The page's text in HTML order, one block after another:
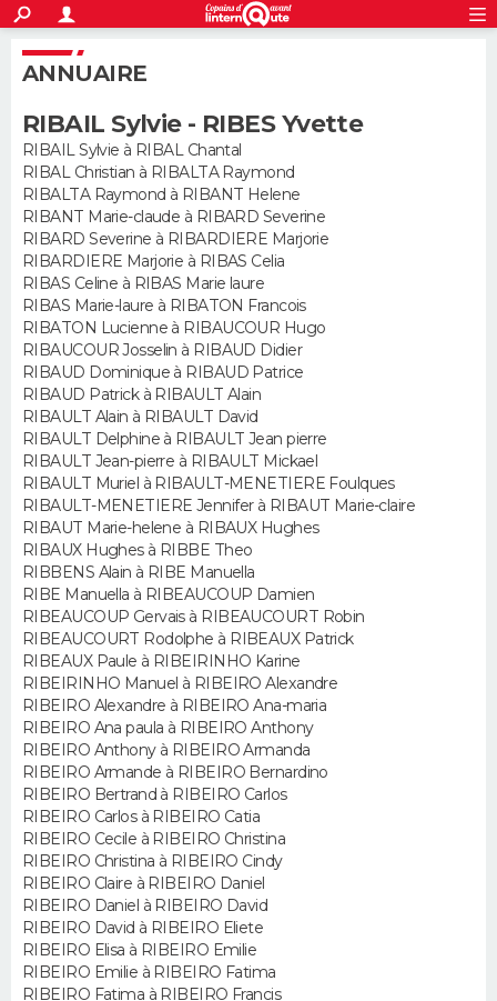
ACTUALITÉS
Politique
Société
Faits Divers
Education
Monde
Villes
+
SPORT
Coupe du monde 2026
Football
Tennis
Cyclisme
Rugby
Forum
CULTURE
Programme TV
TNTStreaming
Cinéma
Sorties cinéma
Musique
+
FINANCE
Retraite
Impôts
Epargne
Immobilier
Risques naturels par ville
Banque
Assurance
Crédit
AUTO
Essais
Réserver un essai
Citadines
Berlines
SUV
Forum auto
+
HIGH-TECH
Mobiles
Meilleur smartphone
Internet
Ordinateurs
Jeux vidéo
Guide high-tech
+
BRICOLAGE
Forum
Aménagement intérieur
Extérieur
Cuisine
Salle de bains
Jardinage
Rangement
WEEK-END
Guides de France
Escapades
Patrimoine
Expositions
Musées
Week-end nature
+
LIFESTYLE
Art de vivre
Bien-être
Loisirs
Mode
Modes de vie
SANTE
Alimentation
Guide de la santé
Maladies
Médicaments
Sommeil
VOYAGE
Destinations
City break
Voyage nature
Voyage de noces
Forum
Climat
+
PHOTO
GUIDES D'ACHAT
BONS PLANS
CARTE DE VOEUX
Carte de Noël
Carte Bonne année
Carte Saint-Valentin
Carte Pâques
Carte d'anniversaire
DICTIONNAIRE
Dictionnaire
Biographies
Citations
Expressions
Proverbes
PROGRAMME TV
COPAINS D'AVANT
S'inscrire
Se connecter
Lycées
Collèges
Primaires
Universités
Entreprises
Service militaire
Avis de recherche
AVIS DE DÉCÈS
S'inscrire
Connexion
ANNUAIRE
RIBAIL Sylvie - RIBES Yvette
RIBAIL Sylvie à RIBAL Chantal
RIBAL Christian à RIBALTA Raymond
RIBALTA Raymond à RIBANT Helene
RIBANT Marie-claude à RIBARD Severine
RIBARD Severine à RIBARDIERE Marjorie
RIBARDIERE Marjorie à RIBAS Celia
RIBAS Celine à RIBAS Marie laure
RIBAS Marie-laure à RIBATON Francois
RIBATON Lucienne à RIBAUCOUR Hugo
RIBAUCOUR Josselin à RIBAUD Didier
RIBAUD Dominique à RIBAUD Patrice
RIBAUD Patrick à RIBAULT Alain
RIBAULT Alain à RIBAULT David
RIBAULT Delphine à RIBAULT Jean pierre
RIBAULT Jean-pierre à RIBAULT Mickael
RIBAULT Muriel à RIBAULT-MENETIERE Foulques
RIBAULT-MENETIERE Jennifer à RIBAUT Marie-claire
RIBAUT Marie-helene à RIBAUX Hughes
RIBAUX Hughes à RIBBE Theo
RIBBENS Alain à RIBE Manuella
RIBE Manuella à RIBEAUCOUP Damien
RIBEAUCOUP Gervais à RIBEAUCOURT Robin
RIBEAUCOURT Rodolphe à RIBEAUX Patrick
RIBEAUX Paule à RIBEIRINHO Karine
RIBEIRINHO Manuel à RIBEIRO Alexandre
RIBEIRO Alexandre à RIBEIRO Ana-maria
RIBEIRO Ana paula à RIBEIRO Anthony
RIBEIRO Anthony à RIBEIRO Armanda
RIBEIRO Armande à RIBEIRO Bernardino
RIBEIRO Bertrand à RIBEIRO Carlos
RIBEIRO Carlos à RIBEIRO Catia
RIBEIRO Cecile à RIBEIRO Christina
RIBEIRO Christina à RIBEIRO Cindy
RIBEIRO Claire à RIBEIRO Daniel
RIBEIRO Daniel à RIBEIRO David
RIBEIRO David à RIBEIRO Eliete
RIBEIRO Elisa à RIBEIRO Emilie
RIBEIRO Emilie à RIBEIRO Fatima
RIBEIRO Fatima à RIBEIRO Francis